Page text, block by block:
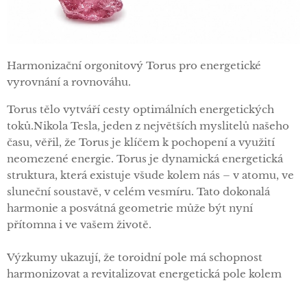
Harmonizační orgonitový Torus pro energetické
vyrovnání a rovnováhu.
Torus tělo vytváří cesty optimálních energetických
toků.Nikola Tesla, jeden z největších myslitelů našeho
času, věřil, že Torus je klíčem k pochopení a využití
neomezené energie. Torus je dynamická energetická
struktura, která existuje všude kolem nás – v atomu, ve
sluneční soustavě, v celém vesmíru. Tato dokonalá
harmonie a posvátná geometrie může být nyní
přítomna i ve vašem životě.
Výzkumy ukazují, že toroidní pole má schopnost
harmonizovat a revitalizovat energetická pole kolem